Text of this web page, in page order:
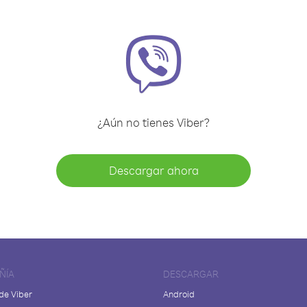
¿Aún no tienes Viber?
Descargar ahora
Viber
DESCARGAR
Android